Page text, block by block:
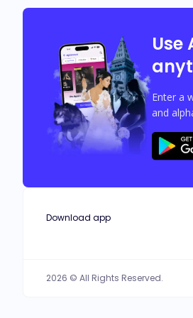
Use
Enter a
and
Download app
2026 © All Rights Reserved.